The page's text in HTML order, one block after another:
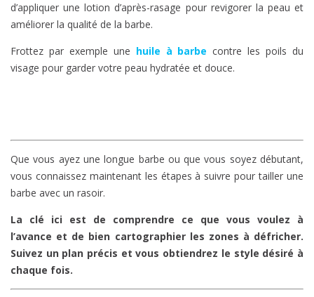
d’appliquer une lotion d’après-rasage pour revigorer la peau et
améliorer la qualité de la barbe.
Frottez par exemple une huile à barbe contre les poils du
visage pour garder votre peau hydratée et douce.
Que vous ayez une longue barbe ou que vous soyez débutant,
vous connaissez maintenant les étapes à suivre pour tailler une
barbe avec un rasoir.
La clé ici est de comprendre ce que vous voulez à
l’avance et de bien cartographier les zones à défricher.
Suivez un plan précis et vous obtiendrez le style désiré à
chaque fois.